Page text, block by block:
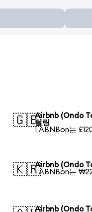
🇬🇧Airbnb (Ondo
털링
1 ABNBon는
🇰🇷Airbnb (Ondo
1 ABNBon는
Airbnb (Ondo